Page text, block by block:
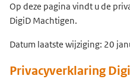
Op deze pagina vindt u de
DigiD Machtigen.
Datum laatste wijziging: 20
Privacyverklaring